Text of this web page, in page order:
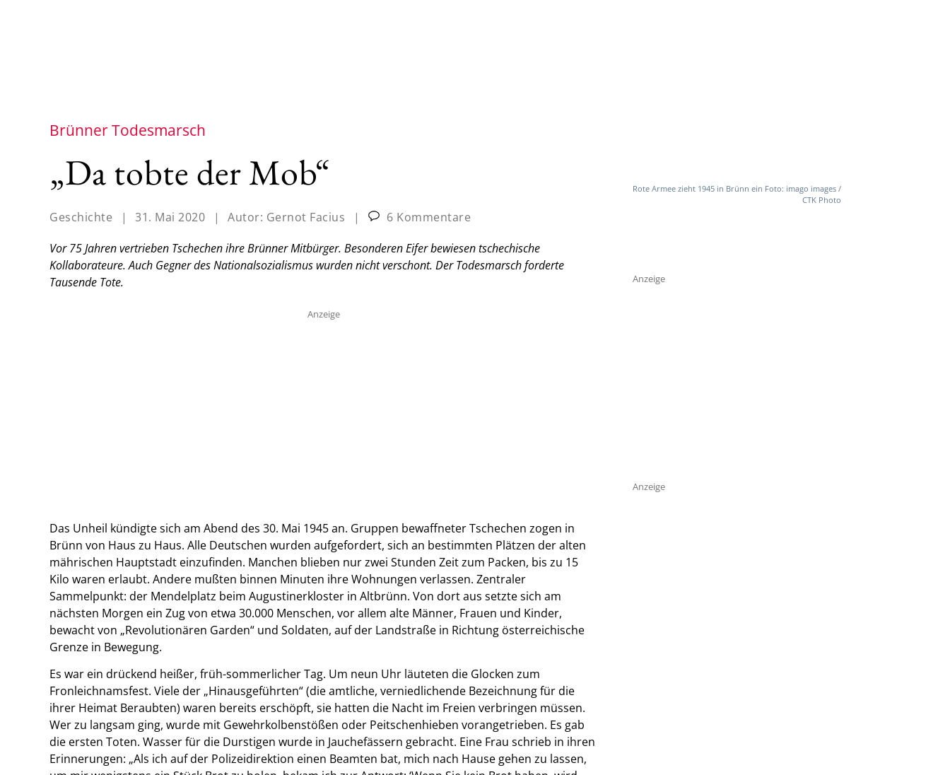
Brünner Todesmarsch
„Da tobte der Mob“
Geschichte | 31. Mai 2020 | Autor: Gernot Facius |
6 Kommentare
Vor 75 Jahren vertrieben Tschechen ihre Brünner Mitbürger. Besonderen Eifer bewiesen tschechische
Kollaborateure. Auch Gegner des Nationalsozialismus wurden nicht verschont. Der Todesmarsch forderte
Tausende Tote.
Anzeige
Das Unheil kündigte sich am Abend des 30. Mai 1945 an. Gruppen bewaffneter Tschechen zogen in
Brünn von Haus zu Haus. Alle Deutschen wurden aufgefordert, sich an bestimmten Plätzen der alten
mährischen Hauptstadt einzufinden. Manchen blieben nur zwei Stunden Zeit zum Packen, bis zu 15
Kilo waren erlaubt. Andere mußten binnen Minuten ihre Wohnungen verlassen. Zentraler
Sammelpunkt: der Mendelplatz beim Augustinerkloster in Altbrünn. Von dort aus setzte sich am
nächsten Morgen ein Zug von etwa 30.000 Menschen, vor allem alte Männer, Frauen und Kinder,
bewacht von „Revolutionären Garden“ und Soldaten, auf der Landstraße in Richtung österreichische
Grenze in Bewegung.
Es war ein drückend heißer, früh-sommerlicher Tag. Um neun Uhr läuteten die Glocken zum
Fronleichnamsfest. Viele der „Hinausgeführten“ (die amtliche, verniedlichende Bezeichnung für die
ihrer Heimat Beraubten) waren bereits erschöpft, sie hatten die Nacht im Freien verbringen müssen.
Wer zu langsam ging, wurde mit Gewehrkolbenstößen oder Peitschenhieben vorangetrieben. Es gab
die ersten Toten. Wasser für die Durstigen wurde in Jauchefässern gebracht. Eine Frau schrieb in ihren
Erinnerungen: „Als ich auf der Polizeidirektion einen Beamten bat, mich nach Hause gehen zu lassen,
Rote Armee zieht 1945 in Brünn ein Foto: imago images /
CTK Photo
Anzeige
Anzeige